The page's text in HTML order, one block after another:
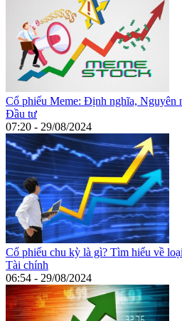
Cổ phiếu Meme: Định nghĩa, Nguyên
Đầu tư
07:20 - 29/08/2024
Cổ phiếu chu kỳ là gì? Tìm hiểu về
Tài chính
06:54 - 29/08/2024